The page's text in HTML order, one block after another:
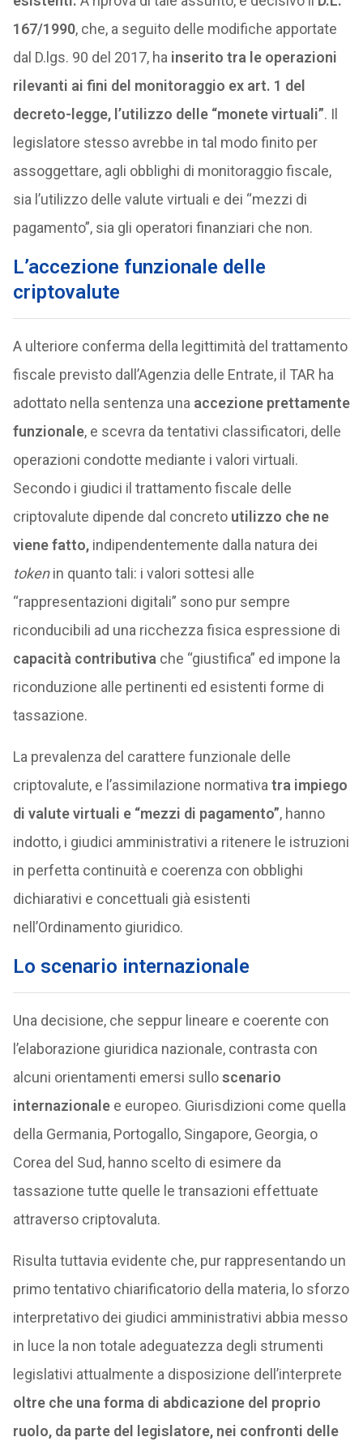
167/1990, che, a seguito delle modifiche apportate
dal D.lgs. 90 del 2017, ha inserito tra le operazioni
rilevanti ai fini del monitoraggio ex art. 1 del
decreto-legge, l’utilizzo delle “monete virtuali”. Il
legislatore stesso avrebbe in tal modo finito per
assoggettare, agli obblighi di monitoraggio fiscale,
sia l’utilizzo delle valute virtuali e dei “mezzi di
pagamento”, sia gli operatori finanziari che non.
L’accezione funzionale delle
criptovalute
A ulteriore conferma della legittimità del trattamento
fiscale previsto dall’Agenzia delle Entrate, il TAR ha
adottato nella sentenza una accezione prettamente
funzionale, e scevra da tentativi classificatori, delle
operazioni condotte mediante i valori virtuali.
Secondo i giudici il trattamento fiscale delle
criptovalute dipende dal concretoutilizzo che ne
viene fatto, indipendentemente dalla natura dei
tokenin quanto tali: i valori sottesi alle
“rappresentazioni digitali” sono pur sempre
riconducibili ad una ricchezza fisica espressione di
capacità contributiva che “giustifica” ed impone la
riconduzione alle pertinenti ed esistenti forme di
tassazione.
La prevalenza del carattere funzionale delle
criptovalute, e l’assimilazione normativa tra impiego
di valute virtuali e “mezzi di pagamento”, hanno
indotto, i giudici amministrativi a ritenere le istruzioni
in perfetta continuità e coerenza con obblighi
dichiarativi e concettuali già esistenti
nell’Ordinamento giuridico.
Lo scenario internazionale
Una decisione, che seppur lineare e coerente con
l’elaborazione giuridica nazionale, contrasta con
alcuni orientamenti emersi sulloscenario
internazionalee europeo. Giurisdizioni come quella
della Germania, Portogallo, Singapore, Georgia, o
Corea del Sud, hanno scelto di esimere da
tassazione tutte quelle le transazioni effettuate
attraverso criptovaluta.
Risulta tuttavia evidente che, pur rappresentando un
primo tentativo chiarificatorio della materia, lo sforzo
interpretativo dei giudici amministrativi abbia messo
in luce la non totale adeguatezza degli strumenti
legislativi attualmente a disposizione dell’interprete
oltre che una forma di abdicazione del proprio
ruolo, da parte del legislatore, nei confronti delle